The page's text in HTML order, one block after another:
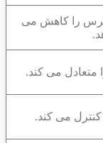
را کاهش می
متعادل می کند.
کنترل می کند.